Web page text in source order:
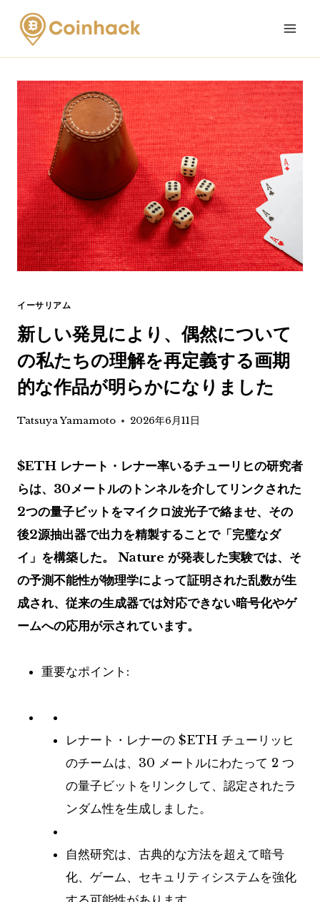
Skip
content
イーサリアム
新しい発見により、偶然について
の私たちの理解を再定義する画期
的な作品が明らかになりました
Tatsuya Yamamoto 2026年6月11日
$ETH レナート・レナー率いるチューリヒの研究者
らは、30メートルのトンネルを介してリンクされた
2つの量子ビットをマイクロ波光子で絡ませ、その
後2源抽出器で出力を精製することで「完璧なダ
イ」を構築した。 Nature が発表した実験では、そ
の予測不能性が物理学によって証明された乱数が生
成され、従来の生成器では対応できない暗号化やゲ
ームへの応用が示されています。
重要なポイント:
レナート・レナーの $ETH チューリッヒ
のチームは、30 メートルにわたって 2 つ
の量子ビットをリンクして、認定されたラ
ンダム性を生成しました。
自然研究は、古典的な方法を超えて暗号
化、ゲーム、セキュリティシステムを強化